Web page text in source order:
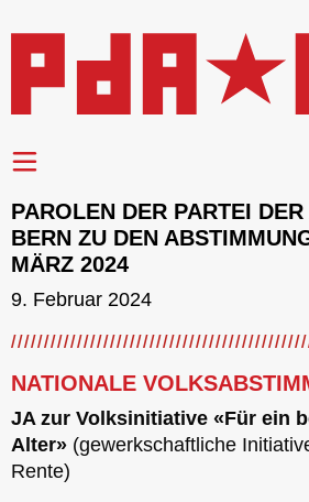
PAROLEN DER PARTEI
BERN ZU DEN
MÄRZ 2024
9. Februar 2024
NATIONALE
JA zur Volksinitiative «Für ein
Alter» (gewerkschaftliche
Rente)